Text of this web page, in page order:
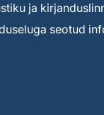
ja
seotud